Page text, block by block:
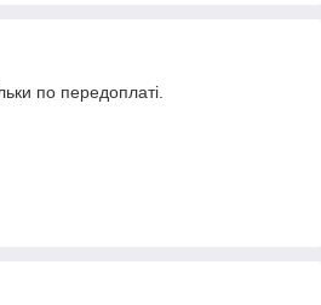
по передоплаті.